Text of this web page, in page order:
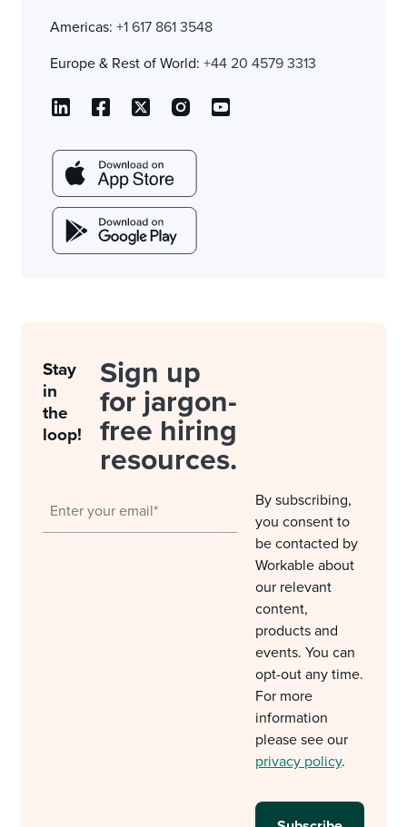
Americas: +1 617 861 3548
Europe & Rest of World: +44 20 4579 3313
Stay
in
the
loop!
Sign up
for jargon-
free hiring
resources.
By subscribing,
you consent to
be contacted by
Workable about
our relevant
content,
products and
events. You can
opt-out any time.
For more
information
please see our
privacy policy.